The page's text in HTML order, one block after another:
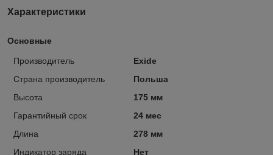
Характеристики
Основные
Производитель
Exide
Страна производитель
Польша
Высота
175 мм
Гарантийный срок
24 мес
Длина
278 мм
Индикатор заряда
Нет